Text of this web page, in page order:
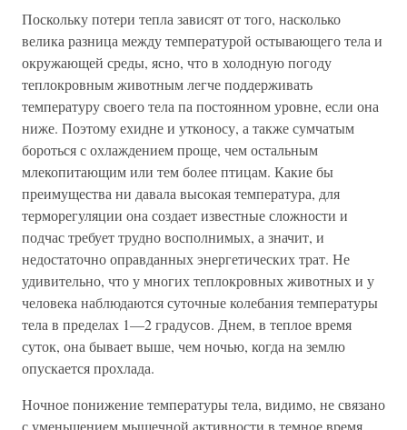
Поскольку потери тепла зависят от того, насколько
велика разница между температурой остывающего тела и
окружающей среды, ясно, что в холодную погоду
теплокровным животным легче поддерживать
температуру своего тела па постоянном уровне, если она
ниже. Поэтому ехидне и утконосу, а также сумчатым
бороться с охлаждением проще, чем остальным
млекопитающим или тем более птицам. Какие бы
преимущества ни давала высокая температура, для
терморегуляции она создает известные сложности и
подчас требует трудно восполнимых, а значит, и
недостаточно оправданных энергетических трат. Не
удивительно, что у многих теплокровных животных и у
человека наблюдаются суточные колебания температуры
тела в пределах 1—2 градусов. Днем, в теплое время
суток, она бывает выше, чем ночью, когда на землю
опускается прохлада.
Ночное понижение температуры тела, видимо, не связано
с уменьшением мышечной активности в темное время